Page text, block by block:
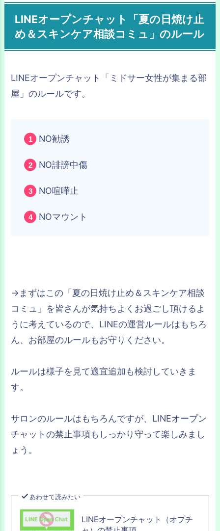
LINEオープンチャット「夏の日焼け止
め＆スキンケア相談コミュ」のルール
LINEオープンチャット「ミドサー女性が集まる部
屋」のルールです。
NO勧誘
NO誹謗中傷
NO喧嘩止
NOマウント
→まずはこの「夏の日焼け止め＆スキンケア相談
コミュ」を皆さんが気持ちよくお過ごし頂けるよ
うに考えているので、LINEの運営ルールはもちろ
ん、お部屋のルールもお守りください。
ルールは様子を見て適宜追加も検討していきま
す。
サロンのルールはもちろんですが、LINEオープン
チャットの禁止事項もしっかり守って楽しみまし
ょう。
あわせて読みたい
LINEオープンチャット（オプチ